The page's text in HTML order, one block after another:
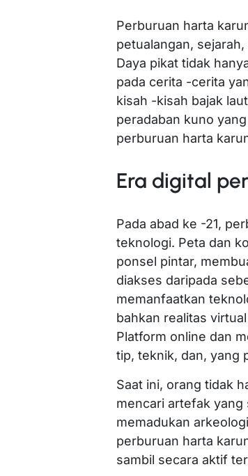
Perburuan harta
petualangan,
Daya pikat tidak
pada cerita -cerita
kisah -kisah bajak
peradaban kuno
perburuan harta
Era digital
Pada abad ke -21,
teknologi. Peta dan
ponsel pintar,
diakses daripada
memanfaatkan
bahkan realitas
Platform online dan
tip, teknik, dan, yang
Saat ini, orang tidak
mencari artefak
memadukan
perburuan harta
sambil secara aktif